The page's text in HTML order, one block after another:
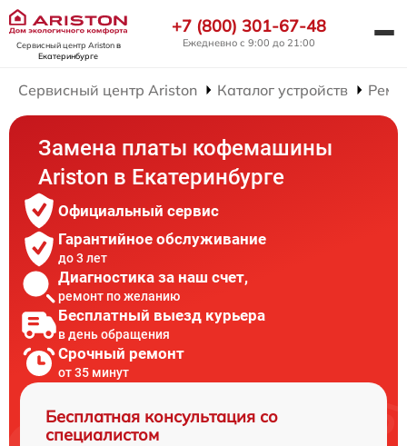
Сервисный центр Aristonв
Екатеринбурге
+7 (800) 301-67-48
Ежедневно с 9:00 до 21:00
Сервисный центр Ariston Каталог устройств
Замена платы кофемашины
Ariston в Екатеринбурге
Официальный сервис
Гарантийное обслуживание
до 3 лет
Диагностика за наш счет,
ремонт по желанию
Бесплатный выезд курьера
в день обращения
Срочный ремонт
от 35 минут
Бесплатная консультация со
специалистом